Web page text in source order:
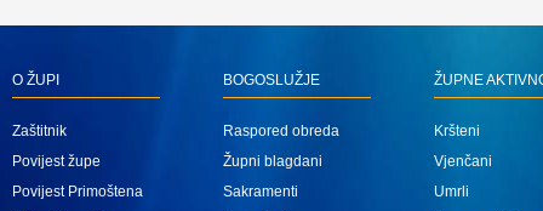
O ŽUPI
Zaštitnik
Povijest župe
Povijest Primoštena
BOGOSLUŽJE
Raspored obreda
Župni blagdani
Sakramenti
ŽUPNE
Kršteni
Vjenčani
Umrli